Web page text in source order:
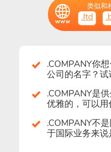
类似和
.ltd
.COMPANY你
公司的名字？试
.COMPANY是
优雅的，可以用
.COMPANY不
于国际业务来说